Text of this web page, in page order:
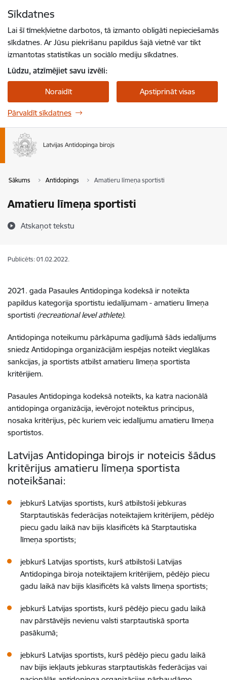
Sīkdatnes
Lai šī tīmekļvietne darbotos, tā izmanto obligāti nepieciešamās
sīkdatnes. Ar Jūsu piekrišanu papildus šajā vietnē var tikt
izmantotas statistikas un sociālo mediju sīkdatnes.
Lūdzu, atzīmējiet savu izvēli:
Noraidīt Apstiprināt visas
Pārvaldīt sīkdatnes
Sākums Antidopings Amatieru līmeņa sportisti
Amatieru līmeņa sportisti
Atskaņot tekstu
Publicēts: 01.02.2022.
2021. gada Pasaules Antidopinga kodeksā ir noteikta
papildus kategorija sportistu iedalījumam - amatieru līmeņa
sportisti (recreational level athlete).
Antidopinga noteikumu pārkāpuma gadījumā šāds iedalījums
sniedz Antidopinga organizācijām iespējas noteikt vieglākas
sankcijas, ja sportists atbilst amatieru līmeņa sportista
kritērijiem.
Pasaules Antidopinga kodeksā noteikts, ka katra nacionālā
antidopinga organizācija, ievērojot noteiktus principus,
nosaka kritērijus, pēc kuriem veic iedalījumu amatieru līmeņa
sportistos.
Latvijas Antidopinga birojs ir noteicis šādus
kritērijus amatieru līmeņa sportista
noteikšanai:
jebkurš Latvijas sportists, kurš atbilstoši jebkuras
Starptautiskās federācijas noteiktajiem kritērijiem, pēdējo
piecu gadu laikā nav bijis klasificēts kā Starptautiska
līmeņa sportists;
jebkurš Latvijas sportists, kurš atbilstoši Latvijas
Antidopinga biroja noteiktajiem kritērijiem, pēdējo piecu
gadu laikā nav bijis klasificēts kā valsts līmeņa sportists;
jebkurš Latvijas sportists, kurš pēdējo piecu gadu laikā
nav pārstāvējis nevienu valsti starptautiskā sporta
pasākumā;
jebkurš Latvijas sportists, kurš pēdējo piecu gadu laikā
nav bijis iekļauts jebkuras starptautiskās federācijas vai